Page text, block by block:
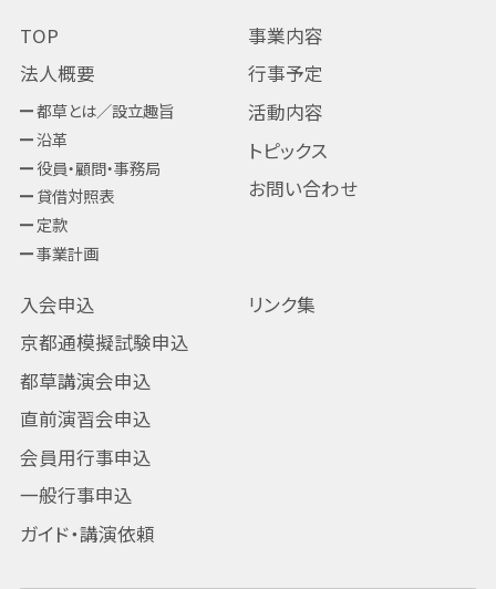
TOP
法人概要
都草とは／設立趣旨
沿革
役員・顧問・事務局
貸借対照表
定款
事業計画
事業内容
行事予定
活動内容
トピックス
お問い合わせ
入会申込
京都通模擬試験申込
都草講演会申込
直前演習会申込
会員用行事申込
一般行事申込
ガイド・講演依頼
リンク集